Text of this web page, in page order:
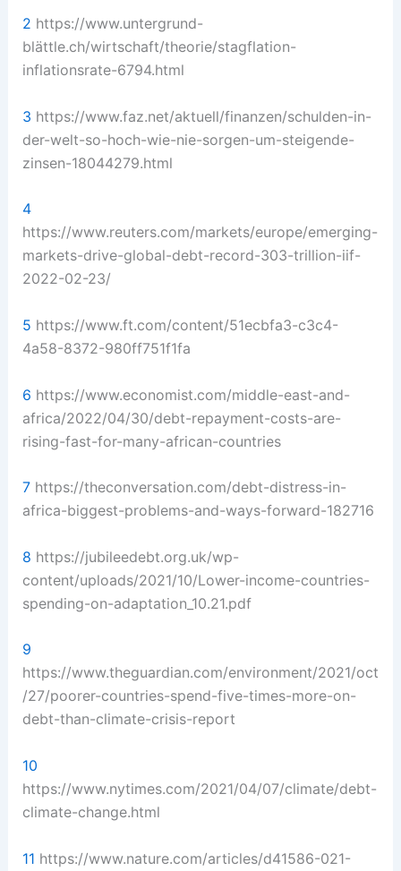
2 https://www.untergrund-
blättle.ch/wirtschaft/theorie/stagflation-
inflationsrate-6794.html
3 https://www.faz.net/aktuell/finanzen/schulden-in-
der-welt-so-hoch-wie-nie-sorgen-um-steigende-
zinsen-18044279.html
4
https://www.reuters.com/markets/europe/emerging-
markets-drive-global-debt-record-303-trillion-iif-
2022-02-23/
5 https://www.ft.com/content/51ecbfa3-c3c4-
4a58-8372-980ff751f1fa
6 https://www.economist.com/middle-east-and-
africa/2022/04/30/debt-repayment-costs-are-
rising-fast-for-many-african-countries
7https://theconversation.com/debt-distress-in-
africa-biggest-problems-and-ways-forward-182716
8 https://jubileedebt.org.uk/wp-
content/uploads/2021/10/Lower-income-countries-
spending-on-adaptation_10.21.pdf
9
https://www.theguardian.com/environment/2021/oct
/27/poorer-countries-spend-five-times-more-on-
debt-than-climate-crisis-report
10
https://www.nytimes.com/2021/04/07/climate/debt-
climate-change.html
11 https://www.nature.com/articles/d41586-021-